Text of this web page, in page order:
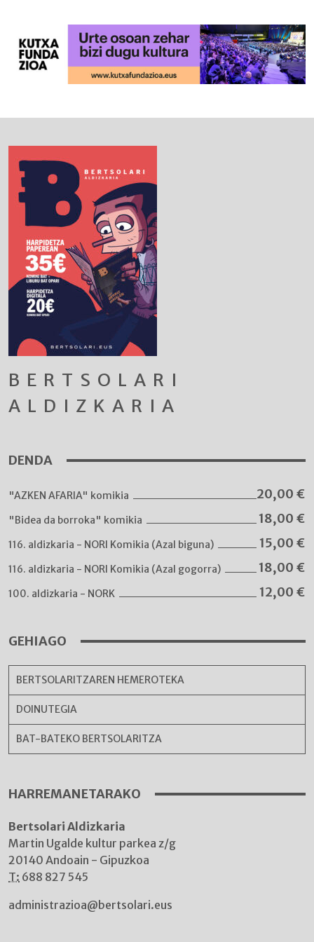
BERTSOLARI
ALDIZKARIA
DENDA
"AZKEN AFARIA" komikia 20,00 €
"Bidea da borroka" komikia 18,00 €
116. aldizkaria - NORI Komikia (Azal biguna) 15,00 €
116. aldizkaria - NORI Komikia (Azal gogorra) 18,00 €
100. aldizkaria - NORK 12,00 €
GEHIAGO
BERTSOLARITZAREN HEMEROTEKA
DOINUTEGIA
BAT-BATEKO BERTSOLARITZA
HARREMANETARAKO
Bertsolari Aldizkaria
Martin Ugalde kultur parkea z/g
20140 Andoain - Gipuzkoa
T: 688 827 545
administrazioa@bertsolari.eus